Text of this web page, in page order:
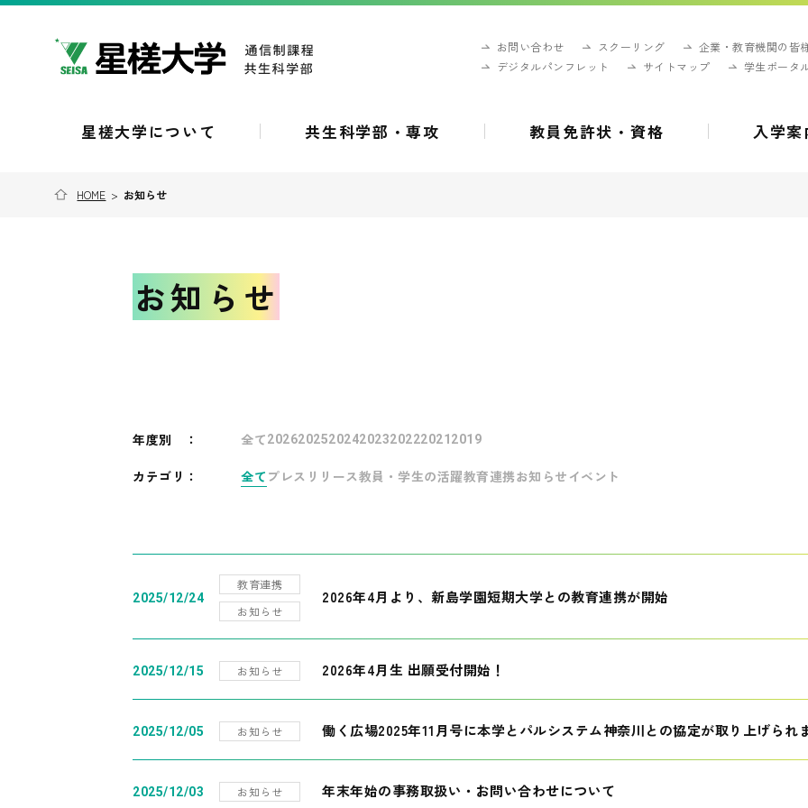
お問い合わせ スクーリング
企業・教育機関の皆
デジタルパンフレット
サイトマップ 学生ポータ
星槎大学について 共生科学部・専攻 教員免許状・資格 入学案
HOME > お知らせ
お知らせ
年度別 ： 全て202620252024202320222021 2019
カテゴリ： 全て プレスリリース教員・学生の活躍教育連携お知らせ イベント
2025/12/24
教育連携
お知らせ
2026年4月より、新島学園短期大学との教育連携が開始
2025/12/15 お知らせ 2026年4月生 出願受付開始！
2025/12/05 お知らせ 働く広場2025年11月号に本学とパルシステム神奈川との協定が取り上げられ
2025/12/03 お知らせ 年末年始の事務取扱い・お問い合わせについて